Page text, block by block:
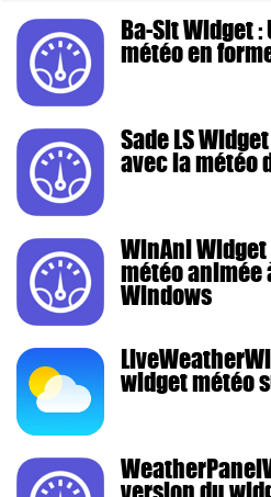
Ba-Sit Widget
météo en
Sade LS
avec la météo
WinAni
météo animée
Windows
widget météo